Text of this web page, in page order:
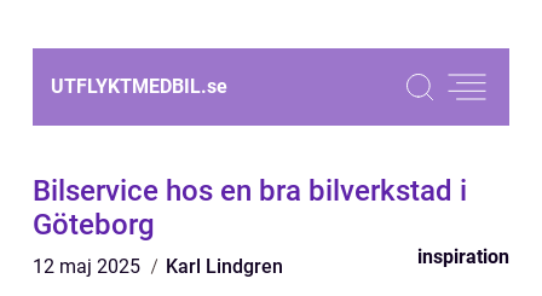
UTFLYKTMEDBIL.se
Bilservice hos en bra bilverkstad i
Göteborg
12 maj 2025 Karl Lindgren inspiration